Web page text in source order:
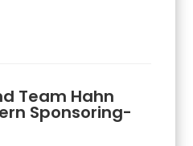
Team Hahn
Sponsoring-